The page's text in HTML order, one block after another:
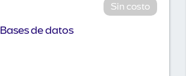
Sin costo
Bases de datos